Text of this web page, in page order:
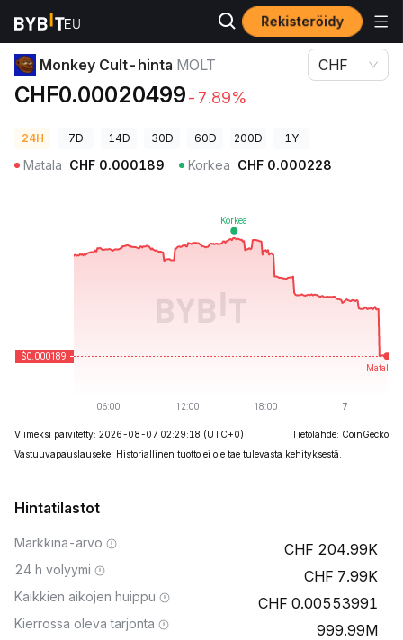
Rekisteröidy
Kryptohinnat Monkey Cult-hinta MOLT
Monkey Cult-hinta MOLT
CHF0.00020499-7.89%
CHF
24H 7D 14D 30D 60D 200D 1Y
Matala CHF 0.000189 Korkea CHF 0.000228
Viimeksi päivitetty: 2026-08-07 02:29:18 (UTC+0)
Tietolähde: CoinGecko
Vastuuvapauslauseke: Historiallinen tuotto ei ole tae tulevasta kehityksestä.
Hintatilastot
Markkina-arvo 204.99K
24 h volyymi 7.99K
Kaikkien aikojen huippu 0.00553991
Kierrossa oleva tarjonta 999.99M